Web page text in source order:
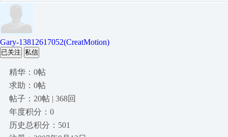
Gary-13812617052(CreatMotion)
已关注 私信
精华：0帖
求助：0帖
帖子：20帖 | 368回
年度积分：0
历史总积分：501